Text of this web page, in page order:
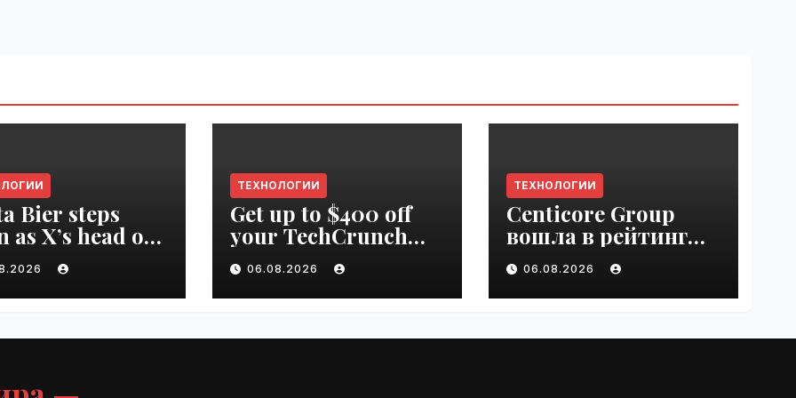
Bier steps
as X’s head of
| VseTime.ru
ТЕХНОЛОГИИ
Get up to $400 off
your TechCrunch
Disrupt 2026 pass
until Friday |
VseTime.ru
06.08.2026
ТЕХНОЛОГИИ
Centicore Group
вошла в рейтинг
«CNews500:
Крупнейшие ИТ-
компании России» |
06.08.2026